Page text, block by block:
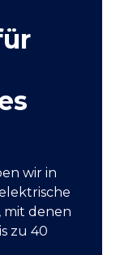
wir in
mit denen
zu 40